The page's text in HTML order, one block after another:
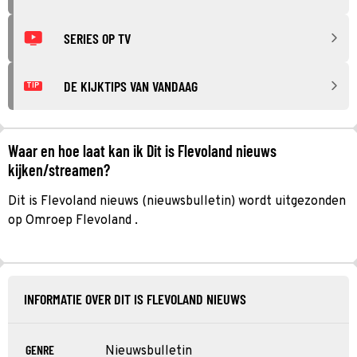
SERIES OP TV
TIP DE KIJKTIPS VAN VANDAAG
Waar en hoe laat kan ik Dit is Flevoland nieuws
kijken/streamen?
Dit is Flevoland nieuws (nieuwsbulletin) wordt uitgezonden
op Omroep Flevoland .
INFORMATIE OVER DIT IS FLEVOLAND NIEUWS
GENRE Nieuwsbulletin